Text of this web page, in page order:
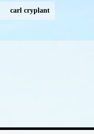
carl cryplant